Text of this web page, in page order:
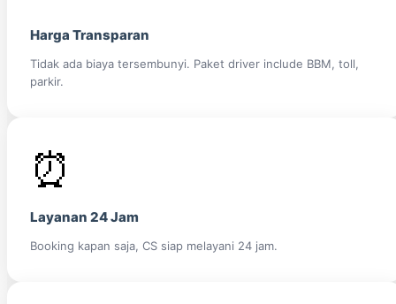
Harga Transparan
Tidak ada biaya tersembunyi. Paket driver include BBM, toll,
parkir.
⏰
Layanan 24 Jam
Booking kapan saja, CS siap melayani 24 jam.